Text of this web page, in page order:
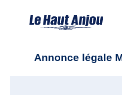
Annonce légale